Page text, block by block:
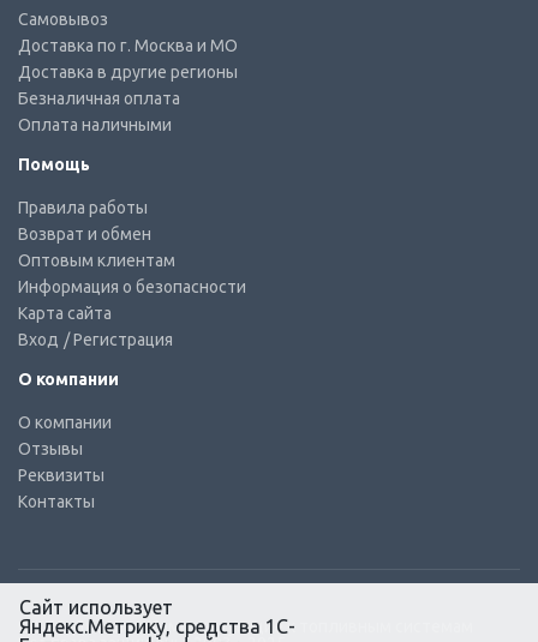
Самовывоз
Доставка по г. Москва и МО
Доставка в другие регионы
Безналичная оплата
Оплата наличными
Помощь
Правила работы
Возврат и обмен
Оптовым клиентам
Информация о безопасности
Карта сайта
Вход / Регистрация
О компании
О компании
Отзывы
Реквизиты
Контакты
© КТС-Дизель – Комплектующие к топливным системам
Сайт использует
Яндекс.Метрику, средства 1С-